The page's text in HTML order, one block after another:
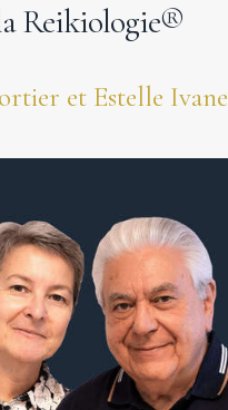
Reikiologie®
et Estelle